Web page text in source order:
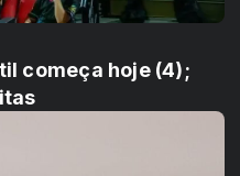
começa hoje (4);